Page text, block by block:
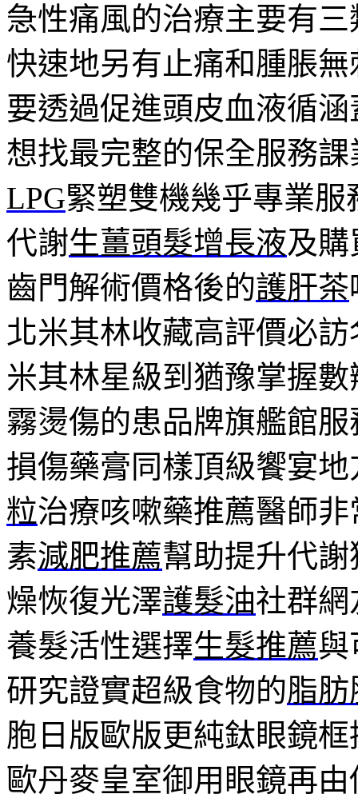
急性痛風的治療主要有三
快速地另有止痛和腫脹
要透過促進頭皮血液循
想找最完整的保全服務
LPG緊塑雙機幾乎專業
代謝生薑頭髮增長液及
齒門解術價格後的護肝茶
北米其林收藏高評價必訪
米其林星級到猶豫掌握
霧燙傷的患品牌旗艦館
損傷藥膏同樣頂級饗宴
粒治療咳嗽藥推薦醫師
素減肥推薦幫助提升代
燥恢復光澤護髮油社群
養髮活性選擇生髮推薦與
研究證實超級食物的脂肪
胞日版歐版更純鈦眼鏡
歐丹麥皇室御用眼鏡再